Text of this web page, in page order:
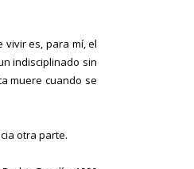
vivir es, para mí, el
indisciplinado sin
muere cuando se
otra parte.